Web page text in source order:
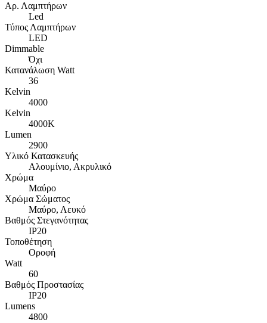
Αρ. Λαμπτήρων
Led
Τύπος Λαμπτήρων
LED
Dimmable
Όχι
Κατανάλωση Watt
36
Kelvin
4000
Kelvin
4000Κ
Lumen
2900
Υλικό Κατασκευής
Αλουμίνιο, Ακρυλικό
Χρώμα
Μαύρο
Χρώμα Σώματος
Μαύρο, Λευκό
Βαθμός Στεγανότητας
IP20
Τοποθέτηση
Οροφή
Watt
60
Βαθμός Προστασίας
IP20
Lumens
4800